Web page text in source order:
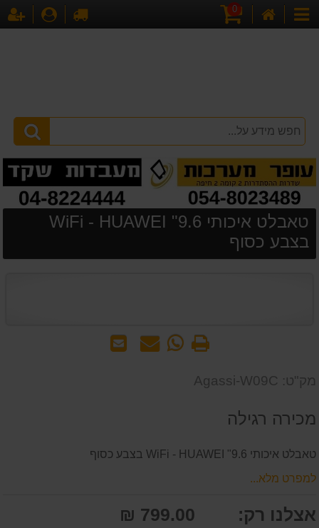
קטגוריות
0
לקופה
טאבלט איכותי 9.6" WiFi - HUAWEI
בצבע כסוף
שלח
שאל
WhatsApp
אותנו
מק"ט: Agassi-W09C
מכירה רגילה
טאבלט איכותי 9.6" WiFi - HUAWEI בצבע כסוף
למפרט מלא...
אצלנו רק: 799.00 ₪